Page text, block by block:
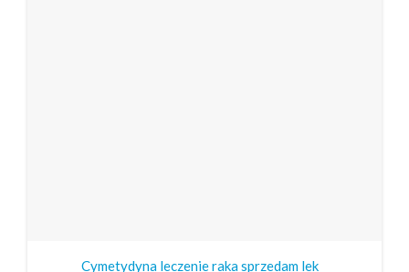
Cymetydyna leczenie raka sprzedam lek